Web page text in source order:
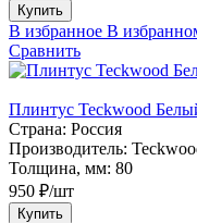
Купить
В избранное В
Сравнить
Плинтус Teckwood
Страна: Россия
Производитель:
Толщина, мм: 80
950 ₽/шт
Купить